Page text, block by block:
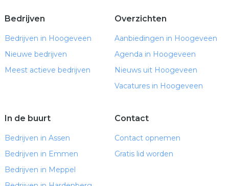
Bedrijven
Bedrijven in Hoogeveen
Nieuwe bedrijven
Meest actieve bedrijven
Overzichten
Aanbiedingen in Hoogeveen
Agenda in Hoogeveen
Nieuws uit Hoogeveen
Vacatures in Hoogeveen
In de buurt
Bedrijven in Assen
Bedrijven in Emmen
Bedrijven in Meppel
Contact
Contact opnemen
Gratis lid worden